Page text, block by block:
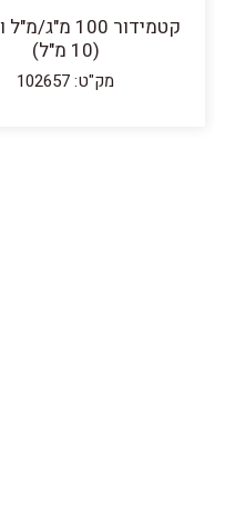
קטמידור 100
(10 מ"ל)
מק"ט: 102657